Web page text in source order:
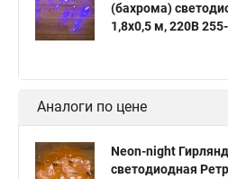
(бахрома)
1,8х0,5 м, 220В
Аналоги по цене
Neon-night
светодиодная